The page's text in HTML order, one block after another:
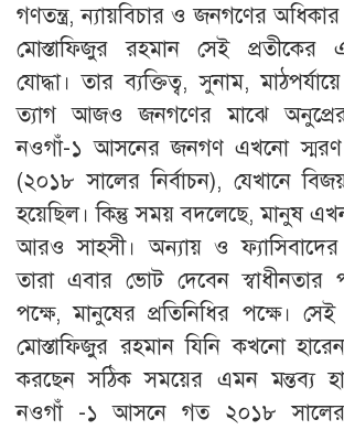
গণতন্ত্র, ন্যায়বিচার ও জনগণের অধিকার
মোস্তাফিজুর রহমান সেই প্রতীকের
যোদ্ধা। তার ব্যক্তিত্ব, সুনাম,
ত্যাগ আজও জনগণের মাঝে
নওগাঁ-১ আসনের জনগণ এখনো স্মরণ
(২০১৮ সালের নির্বাচন), যেখানে
হয়েছিল। কিন্তু সময় বদলেছে, মানুষ
আরও সাহসী। অন্যায় ও ফ্যাসিবাদের
তারা এবার ভোট দেবেন স্বাধীনতার
পক্ষে, মানুষের প্রতিনিধির পক্ষে। সেই
মোস্তাফিজুর রহমান যিনি কখনো
করছেন সঠিক সময়ের এমন মন্তব্য
নওগাঁ -১ আসনে গত ২০১৮ সালের